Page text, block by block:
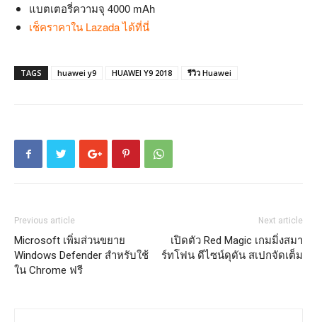
แบตเตอรี่ความจุ 4000 mAh
เช็คราคาใน Lazada ได้ที่นี่
TAGS huawei y9 HUAWEI Y9 2018 รีวิว Huawei
Previous article
Microsoft เพิ่มส่วนขยาย
Windows Defender สำหรับใช้
ใน Chrome ฟรี
Next article
เปิดตัว Red Magic เกมมิ่งสมา
ร์ทโฟน ดีไซน์ดุดัน สเปกจัดเต็ม